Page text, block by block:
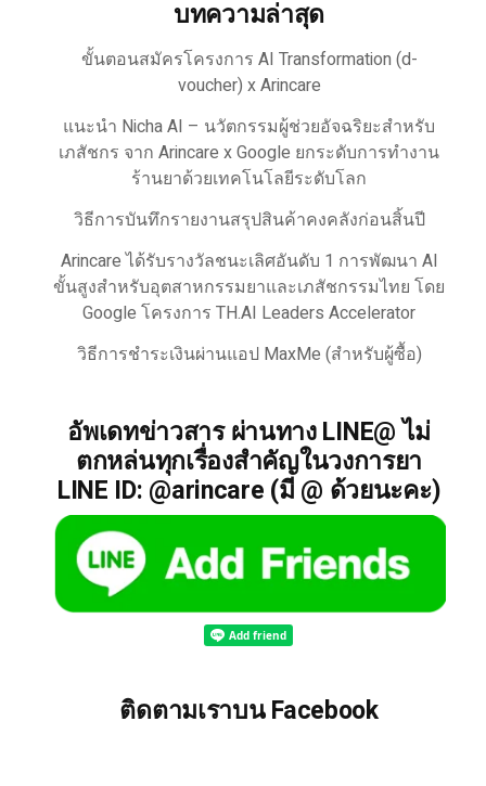
บทความล่าสุด
ขั้นตอนสมัครโครงการ AI Transformation (d-
voucher) x Arincare
แนะนำ Nicha AI – นวัตกรรมผู้ช่วยอัจฉริยะสำหรับ
เภสัชกร จาก Arincare x Google ยกระดับการทำงาน
ร้านยาด้วยเทคโนโลยีระดับโลก
วิธีการบันทึกรายงานสรุปสินค้าคงคลังก่อนสิ้นปี
Arincare ได้รับรางวัลชนะเลิศอันดับ 1 การพัฒนา AI
ขั้นสูงสำหรับอุตสาหกรรมยาและเภสัชกรรมไทย โดย
Google โครงการ TH.AI Leaders Accelerator
วิธีการชำระเงินผ่านแอป MaxMe (สำหรับผู้ซื้อ)
อัพเดทข่าวสาร ผ่านทาง LINE@ ไม่
ตกหล่นทุกเรื่องสำคัญในวงการยา
LINE ID: @arincare (มี @ ด้วยนะคะ)
ติดตามเราบน Facebook